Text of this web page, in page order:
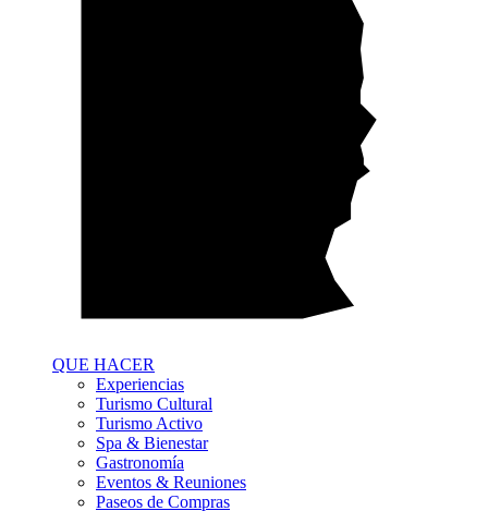
QUE HACER
Experiencias
Turismo Cultural
Turismo Activo
Spa & Bienestar
Gastronomía
Eventos & Reuniones
Paseos de Compras